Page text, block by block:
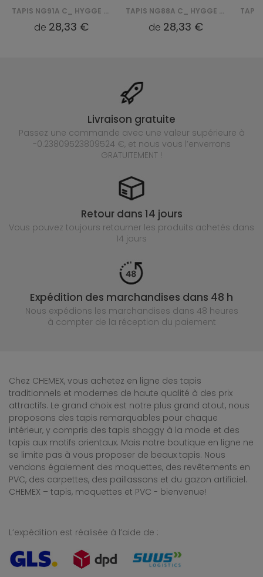
TAPIS NG91A C_ HYGGE - KREMOWY, BIAŁY
de 28,33 €
TAPIS NG88A C_ HYGGE - KREMOWY, BIAŁY
de 28,33 €
Livraison gratuite
Passez une commande avec une valeur supérieure à
-0.23809523809524 €, et nous vous l’enverrons
GRATUITEMENT !
Retour dans 14 jours
Vous pouvez toujours retourner les produits achetés dans
14 jours
Expédition des marchandises dans 48 h
Nous expédions les marchandises dans 48 heures
à compter de la réception du paiement
Chez CHEMEX, vous achetez en ligne des tapis
traditionnels et modernes de haute qualité à des prix
attractifs. Le grand choix est notre plus grand atout, nous
proposons des tapis remarquables pour chaque
intérieur, y compris des tapis shaggy à la mode et des
tapis aux motifs orientaux. Mais notre boutique en ligne ne
se limite pas à vous proposer de beaux tapis. Nous
vendons également des moquettes, des revêtements en
PVC, des carpettes, des paillassons et du gazon artificiel.
CHEMEX – tapis, moquettes et PVC - bienvenue!
L’expédition est réalisée à l’aide de :